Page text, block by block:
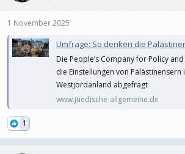
1 November 2025
Umfrage: So denken die Palästinenser über die
Die People’s Company for Policy
die Einstellungen von Palästinensern
Westjordanland abgefragt
www.juedische-allgemeine.de
1